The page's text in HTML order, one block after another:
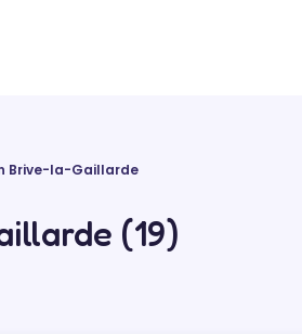
Brive-la-Gaillarde
(19)